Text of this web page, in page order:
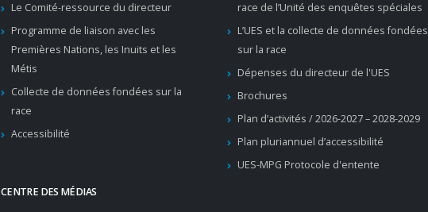
Le Comité-ressource du directeur
Programme de liaison avec les
Premières Nations, les Inuits et les
Métis
Collecte de données fondées sur la
race
Accessibilité
race de l’Unité des enquêtes spéciales
L’UES et la collecte de données fondées
sur la race
Dépenses du directeur de l'UES
Brochures
Plan d’activités / 2026-2027 – 2028-2029
Plan pluriannuel d’accessibilité
UES-MPG Protocole d'entente
CENTRE DES MÉDIAS